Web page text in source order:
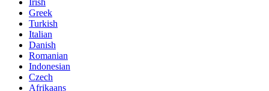
Greek
Turkish
Italian
Danish
Romanian
Indonesian
Czech
Afrikaans